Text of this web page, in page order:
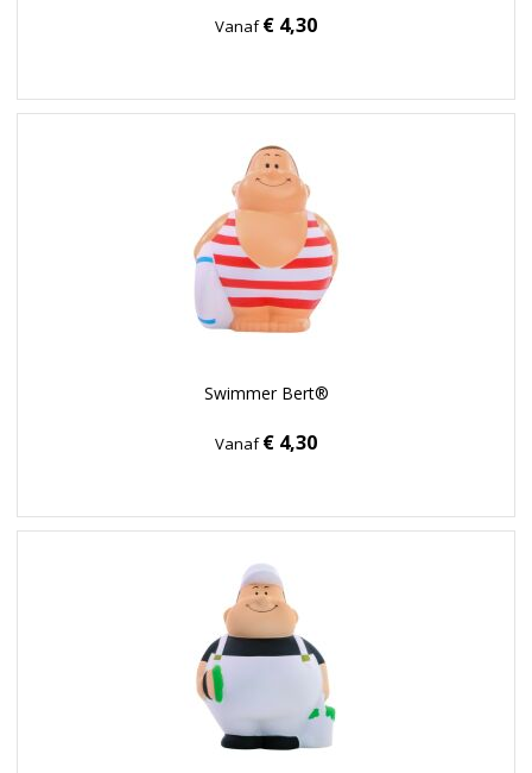
Vanaf€ 4,30
Swimmer Bert®
Vanaf€ 4,30